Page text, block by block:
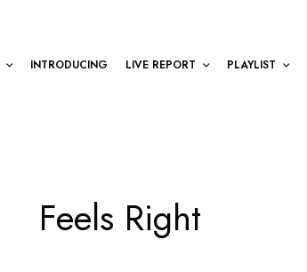
INTRODUCING LIVE REPORT PLAYLIST
Feels Right